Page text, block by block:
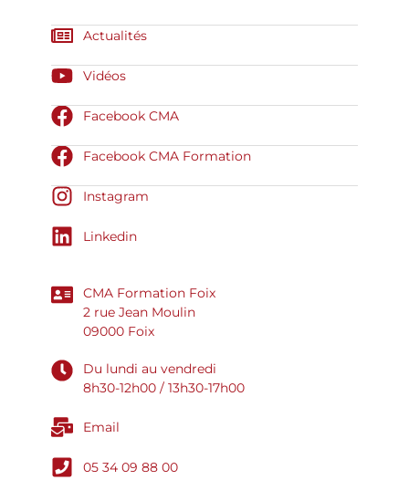
Actualités
Vidéos
Facebook CMA
Facebook CMA Formation
Instagram
Linkedin
CMA Formation Foix
2 rue Jean Moulin
09000 Foix
Du lundi au vendredi
8h30-12h00 / 13h30-17h00
Email
05 34 09 88 00